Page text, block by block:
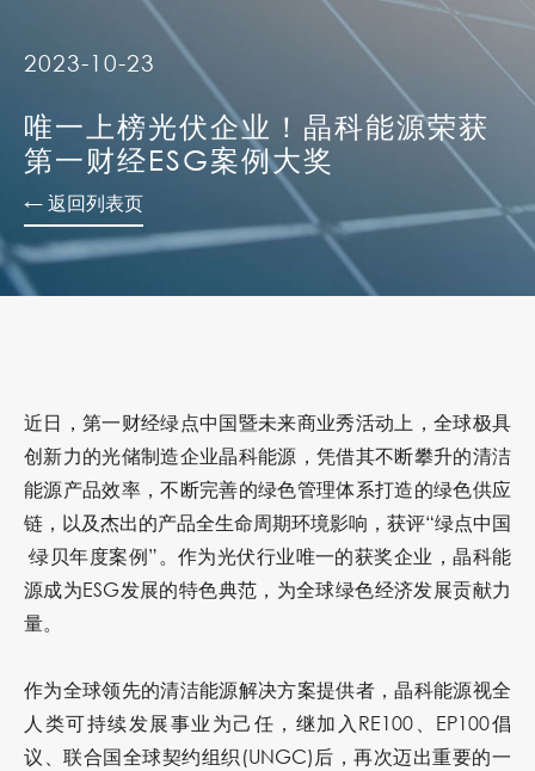
2023-10-23
唯一上榜光伏企业！晶科能源荣获
第一财经ESG案例大奖
← 返回列表页
近日，第一财经绿点中国暨未来商业秀活动上，全球极具
创新力的光储制造企业晶科能源，凭借其不断攀升的清洁
能源产品效率，不断完善的绿色管理体系打造的绿色供应
链，以及杰出的产品全生命周期环境影响，获评“绿点中国
·绿贝年度案例”。作为光伏行业唯一的获奖企业，晶科能
源成为ESG发展的特色典范，为全球绿色经济发展贡献力
量。
作为全球领先的清洁能源解决方案提供者，晶科能源视全
人类可持续发展事业为己任，继加入RE100、EP100倡
议、联合国全球契约组织(UNGC)后，再次迈出重要的一